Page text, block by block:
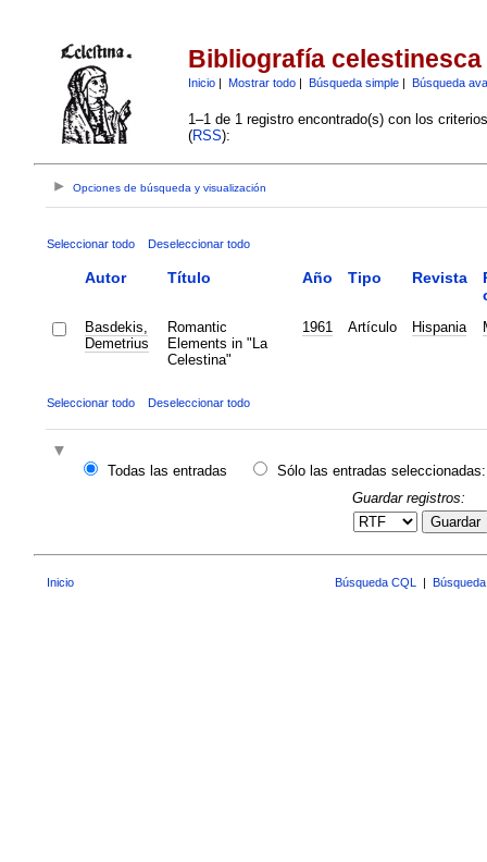
Bibliografía celestinesca
Inicio| Mostrar todo| Búsqueda simple| Búsqueda
1–1 de 1 registro encontrado(s) con los
(RSS):
Opciones de búsqueda y visualización
Seleccionar todo Deseleccionar todo
Autor Título Año Tipo Revista
Basdekis,
Demetrius
Romantic
Elements in "La
Celestina"
1961 Artículo Hispania
Seleccionar todo Deseleccionar todo
Todas las entradas
Sólo las entradas seleccionadas:
Guardar registros:
Guardar
Inicio Búsqueda CQL